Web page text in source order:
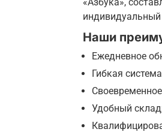
индивидуальный
Наши
Ежедневное
Гибкая
Удобный